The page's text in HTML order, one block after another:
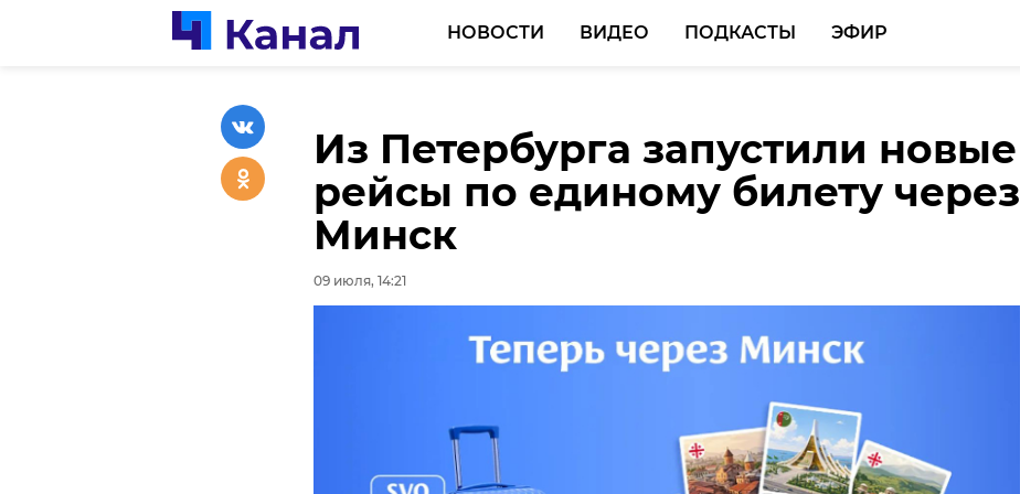
НОВОСТИ ВИДЕО ПОДКАСТЫ ЭФИР
Из Петербурга запустили новые
рейсы по единому билету через
Минск
09 июля, 14:21
Велогонщик из Выборга
победил на всероссийских
соревнованиях
09 июля, 13:13